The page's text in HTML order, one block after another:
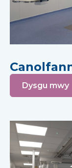
Dysgu mwy